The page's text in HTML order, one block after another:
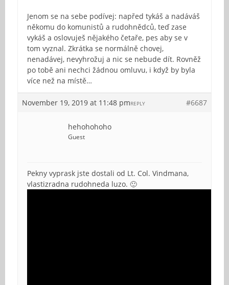
Jenom se na sebe podívej: napřed tykáš a nadáváš
někomu do komunistů a rudohnědců, teď zase
vykáš a oslovuješ nějakého četaře, pes aby se v
tom vyznal. Zkrátka se normálně chovej,
nenadávej, nevyhrožuj a nic se nebude dít. Rovněž
po tobě ani nechci žádnou omluvu, i když by byla
více než na místě…
November 19, 2019 at 11:48 pm #6687
REPLY
hehohohoho
Guest
Pekny vyprask jste dostali od Lt. Col. Vindmana,
vlastizradna rudohneda luzo. 🙂